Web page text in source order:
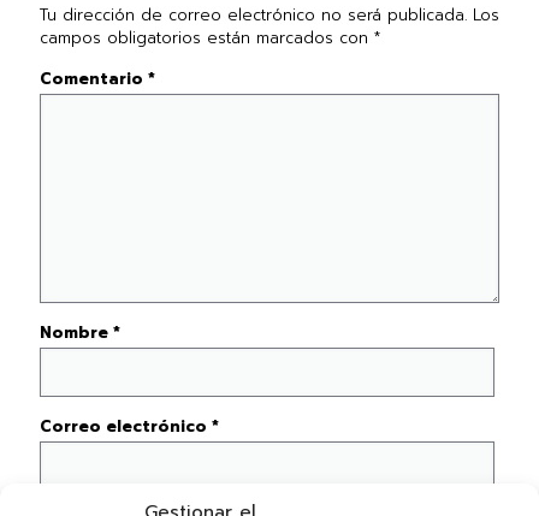
Tu dirección de correo electrónico no será publicada. Los
campos obligatorios están marcados con *
Comentario *
Nombre *
Correo electrónico *